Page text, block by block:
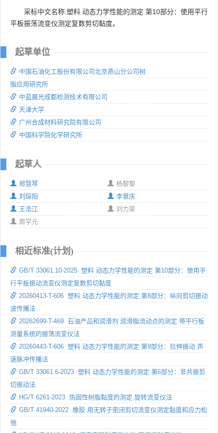
采标中文名称:塑料 动态力学性能的测定 第10部分：使用平行
平板振荡流变仪测定复数剪切黏度。
起草单位
中国石油化工股份有限公司北京燕山分公司树
脂应用研究所
中蓝晨光成都检测技术有限公司
天津大学
广州合成材料研究院有限公司
中国科学院化学研究所
起草人
郑慧琴
杨黎黎
刘琛阳
李景庆
王浩江
刘力荣
周学元
相近标准(计划)
GB/T 33061.10-2025 塑料 动态力学性能的测定 第10部分：使用平
行平板振动流变仪测定复数剪切黏度
20260413-T-606 塑料 动态力学性能的测定 第8部分：纵向剪切振动
波传播法
20262699-T-469 石油产品和润滑剂 润滑脂流动点的测定 带平行板
测量系统的振荡流变仪法
20260443-T-606 塑料 动态力学性能的测定 第9部分：拉伸振动 声
速脉冲传播法
GB/T 33061.6-2023 塑料 动态力学性能的测定 第6部分：非共振剪
切振动法
HG/T 6261-2023 热固性树脂黏度的测定 旋转流变仪法
GB/T 41940-2022 橡胶 用无转子密闭剪切流变仪测定黏度和应力松
弛